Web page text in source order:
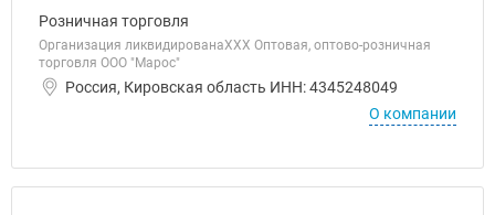
Розничная торговля
Организация ликвидированаХХХ Оптовая, оптово-розничная
торговля ООО "Марос"
Россия, Кировская область ИНН: 4345248049
О компании